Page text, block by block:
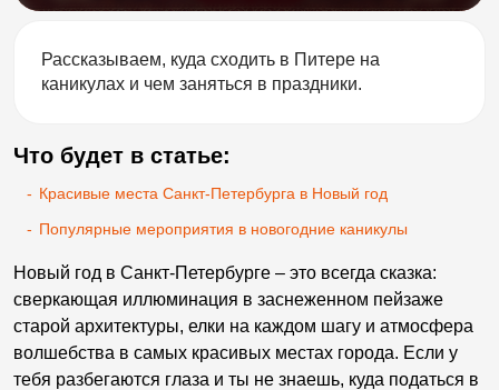
Рассказываем, куда сходить в Питере на
каникулах и чем заняться в праздники.
Что будет в статье:
- Красивые места Санкт-Петербурга в Новый год
- Популярные мероприятия в новогодние каникулы
Новый год в Санкт-Петербурге – это всегда сказка:
сверкающая иллюминация в заснеженном пейзаже
старой архитектуры, елки на каждом шагу и атмосфера
волшебства в самых красивых местах города. Если у
тебя разбегаются глаза и ты не знаешь, куда податься в